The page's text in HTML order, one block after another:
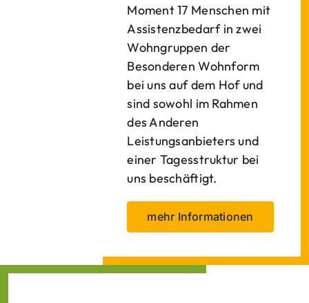
Moment 17 Menschen mit
Assistenzbedarf in zwei
Wohngruppen der
Besonderen Wohnform
bei uns auf dem Hof und
sind sowohl im Rahmen
des Anderen
Leistungsanbieters und
einer Tagesstruktur bei
uns beschäftigt.
mehr Informationen